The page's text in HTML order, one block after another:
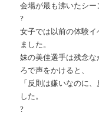
会場が最も沸いたシー
?
女子では以前の体験
ました。
妹の美佳選手は残念
ろで声をかけると、
「反則は嫌いなのに
した。
?